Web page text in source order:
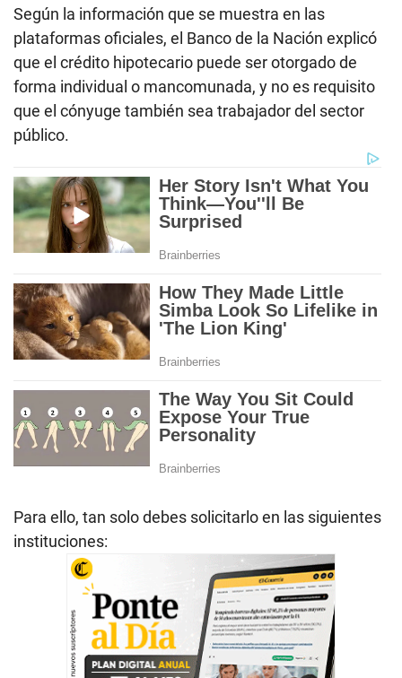
Según la información que se muestra en las
plataformas oficiales, el Banco de la Nación explicó
que el crédito hipotecario puede ser otorgado de
forma individual o mancomunada, y no es requisito
que el cónyuge también sea trabajador del sector
público.
Para ello, tan solo debes solicitarlo en las siguientes
instituciones: